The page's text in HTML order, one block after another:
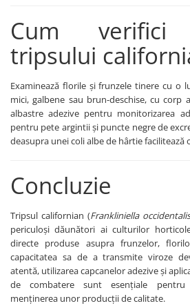
Biostimulatori
Fertilizanți foliari
Dezinfectant sol
Regulatori de creștere
FLORI ORNAMENTALE
Erbicide
FRUCTE DE PĂDURE
GĂLBENELE
GAZON
Erbicide
Insecticide
Fertilizanți foliari
GENȚIANĂ
Fungicide
Insecticide
Biostimulatori
Fertilizanți foliari
MENTĂ
Insecticide
MERIȘOR
MIRODENII
MORCOV
Fertilizanți foliari
MUR
Insecticide
Fertilizanți foliari
Cum verifici
tripsului
Examinează florile și frunzele tinere cu o
mici, galbene sau brun-deschise, cu corp
albastre adezive pentru monitorizarea
pentru pete argintii și puncte negre de
deasupra unei coli albe de hârtie facilitează
Concluzie
Tripsul californian (Frankliniella
periculoși dăunători ai culturilor
directe produse asupra frunzelor,
capacitatea sa de a transmite viroze
atentă, utilizarea capcanelor adezive și
de combatere sunt esențiale
menținerea unor producții de calitate.